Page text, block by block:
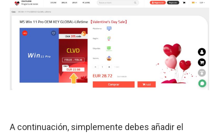
A continuación, simplemente debes añadir el